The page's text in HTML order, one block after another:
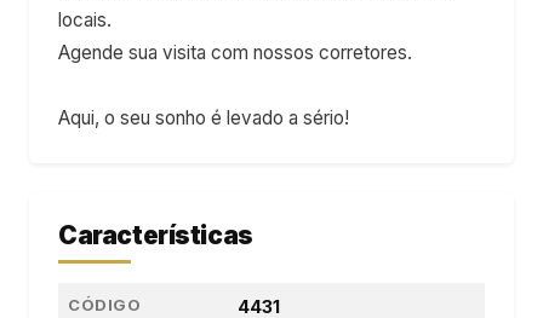
locais.
Agende sua visita com nossos corretores.
Aqui, o seu sonho é levado a sério!
Características
CÓDIGO 4431